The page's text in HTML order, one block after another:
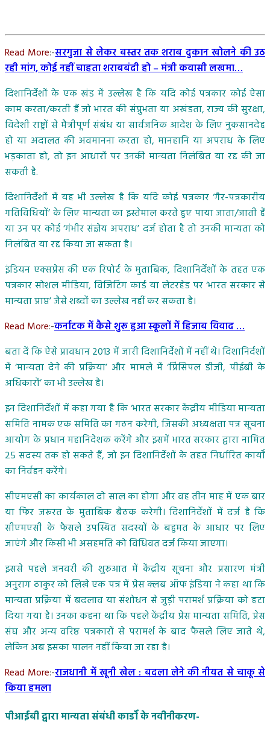
Read More:-सरगुजा से लेकर बस्तर तक शराब दुकान खोलने की उठ
रही मांग, कोई नहीं चाहता शराबबंदी हो – मंत्री कवासी लखमा…
दिशानिर्देशों के एक खंड में उल्लेख है कि यदि कोई पत्रकार कोई ऐसा
काम करता/करती हैं जो भारत की संप्रुभता या अखंडता, राज्य की सुरक्षा,
विदेशी राष्ट्रों से मैत्रीपूर्ण संबंध या सार्वजनिक आदेश के लिए नुकसानदेह
हो या अदालत की अवमानना करता हो, मानहानि या अपराध के लिए
भड़काता हो, तो इन आधारों पर उनकी मान्यता निलंबित या रद्द की जा
सकती है.
दिशानिर्देशों में यह भी उल्लेख है कि यदि कोई पत्रकार ‘गैर-पत्रकारीय
गतिविधियों’ के लिए मान्यता का इस्तेमाल करते हुए पाया जाता/जाती हैं
या उन पर कोई ‘गंभीर संज्ञेय अपराध’ दर्ज होता है तो उनकी मान्यता को
निलंबित या रद्द किया जा सकता है।
इंडियन एक्सप्रेस की एक रिपोर्ट के मुताबिक, दिशानिर्देशों के तहत एक
पत्रकार सोशल मीडिया, विजिटिंग कार्ड या लेटरहेड पर ‘भारत सरकार से
मान्यता प्राप्त’ जैसे शब्दों का उल्लेख नहीं कर सकता है।
Read More:-कर्नाटक में कैसे शुरू हुआ स्कूलों में हिजाब विवाद …
बता दें कि ऐसे प्रावधान 2013 में जारी दिशानिर्देशों में नहीं थे। दिशानिर्दशों
में ‘मान्यता देने की प्रक्रिया’ और मामले में ‘प्रिंसिपल डीजी, पीईबी के
अधिकारों’ का भी उल्लेख है।
इन दिशानिर्देशों में कहा गया है कि ‘भारत सरकार केंद्रीय मीडिया मान्यता
समिति नामक एक समिति का गठन करेगी, जिसकी अध्यक्षता पत्र सूचना
आयोग के प्रधान महानिदेशक करेंगे और इसमें भारत सरकार द्वारा नामित
25 सदस्य तक हो सकते हैं, जो इन दिशानिर्देशों के तहत निर्धारित कार्यों
का निर्वहन करेंगे।
सीएमएसी का कार्यकाल दो साल का होगा और वह तीन माह में एक बार
या फिर जरूरत के मुताबिक बैठक करेगी। दिशानिर्देशों में दर्ज है कि
सीएमएसी के फैसले उपस्थित सदस्यों के बहुमत के आधार पर लिए
जाएंगे और किसी भी असहमति को विधिवत दर्ज किया जाएगा।
इससे पहले जनवरी की शुरुआत में केंद्रीय सूचना और प्रसारण मंत्री
अनुराग ठाकुर को लिखे एक पत्र में प्रेस क्लब ऑफ इंडिया ने कहा था कि
मान्यता प्रक्रिया में बदलाव या संशोधन से जुड़ी परामर्श प्रक्रिया को हटा
दिया गया है। उनका कहना था कि पहले केंद्रीय प्रेस मान्यता समिति, प्रेस
संघ और अन्य वरिष्ठ पत्रकारों से परामर्श के बाद फैसले लिए जाते थे,
लेकिन अब इसका पालन नहीं किया जा रहा है।
Read More:-राजधानी में खूनी खेल : बदला लेने की नीयत से चाकू से
किया हमला
पीआईबी द्वारा मान्यता संबंधी कार्डों के नवीनीकरण-